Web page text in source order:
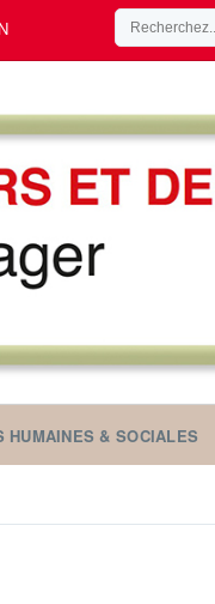
HUMAINES & SOCIALES